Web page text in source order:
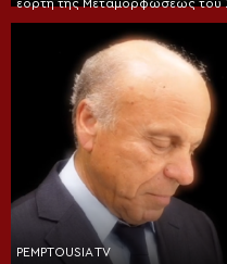
εορτή της Μεταμορφώσεως του
PEMPTOUSIA TV